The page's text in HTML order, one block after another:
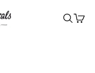
Suche